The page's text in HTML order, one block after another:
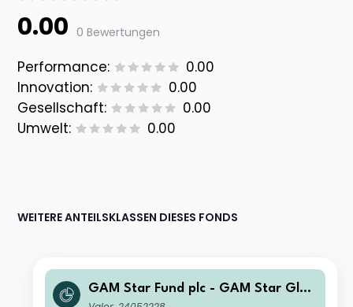
0.00 0 Bewertungen
Performance:
0.00
Innovation:
0.00
Gesellschaft:
0.00
Umwelt:
0.00
WEITERE ANTEILSKLASSEN DIESES FONDS
GAM Star Fund plc - GAM Star Glob
al Cautious Selling Agent A USD Acc